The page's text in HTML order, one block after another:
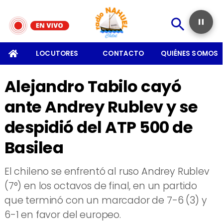
LOCUTORES CONTACTO QUIÉNES SOMOS
Alejandro Tabilo cayó
ante Andrey Rublev y se
despidió del ATP 500 de
Basilea
El chileno se enfrentó al ruso Andrey Rublev
(7°) en los octavos de final, en un partido
que terminó con un marcador de 7-6 (3) y
6-1 en favor del europeo.